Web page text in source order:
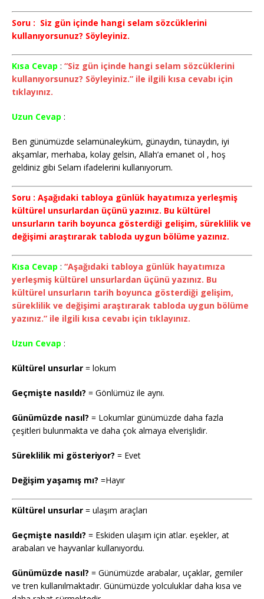
Soru : Siz gün içinde hangi selam sözcüklerini
kullanıyorsunuz? Söyleyiniz.
Kısa Cevap : “Siz gün içinde hangi selam sözcüklerini
kullanıyorsunuz? Söyleyiniz.” ile ilgili kısa cevabı için
tıklayınız.
Uzun Cevap :
Ben günümüzde selamünaleyküm, günaydın, tünaydın, iyi
akşamlar, merhaba, kolay gelsin, Allah’a emanet ol , hoş
geldiniz gibi Selam ifadelerini kullanıyorum.
Soru : Aşağıdaki tabloya günlük hayatımıza yerleşmiş
kültürel unsurlardan üçünü yazınız. Bu kültürel
unsurların tarih boyunca gösterdiği gelişim, süreklilik ve
değişimi araştırarak tabloda uygun bölüme yazınız.
Kısa Cevap : “Aşağıdaki tabloya günlük hayatımıza
yerleşmiş kültürel unsurlardan üçünü yazınız. Bu
kültürel unsurların tarih boyunca gösterdiği gelişim,
süreklilik ve değişimi araştırarak tabloda uygun bölüme
yazınız.” ile ilgili kısa cevabı için tıklayınız.
Uzun Cevap :
Kültürel unsurlar = lokum
Geçmişte nasıldı? = Gönlümüz ile aynı.
Günümüzde nasıl? = Lokumlar günümüzde daha fazla
çeşitleri bulunmakta ve daha çok almaya elverişlidir.
Süreklilik mi gösteriyor? = Evet
Değişim yaşamış mı? =Hayır
Kültürel unsurlar = ulaşım araçları
Geçmişte nasıldı? = Eskiden ulaşım için atlar. eşekler, at
arabaları ve hayvanlar kullanıyordu.
Günümüzde nasıl? = Günümüzde arabalar, uçaklar, gemiler
ve tren kullanılmaktadır. Günümüzde yolculuklar daha kısa ve